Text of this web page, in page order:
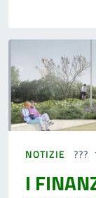
NOTIZIE
I